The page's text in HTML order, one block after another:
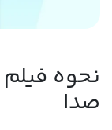
نحوه
صدا